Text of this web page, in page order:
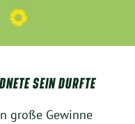
SEIN DURFTE
große Gewinne